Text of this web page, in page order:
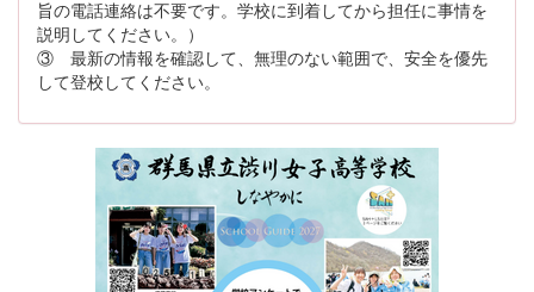
旨の電話連絡は不要です。学校に到着してから担任に事情を
説明してください。）
③ 最新の情報を確認して、無理のない範囲で、安全を優先
して登校してください。